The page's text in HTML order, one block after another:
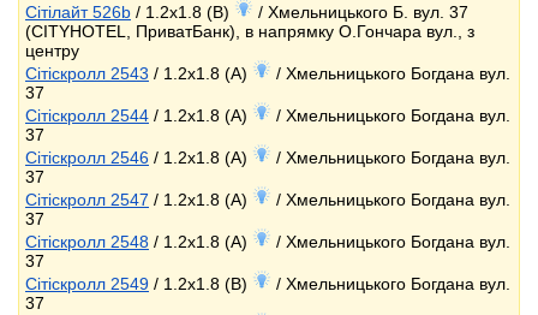
Сітілайт 526b / 1.2x1.8 (B)
/ Хмельницького Б. вул. 37
(CITYHOTEL, ПриватБанк), в напрямку О.Гончара вул., з
центру
Сітіскролл 2543 / 1.2x1.8 (A)
/ Хмельницького Богдана вул.
37
Сітіскролл 2544 / 1.2x1.8 (A)
/ Хмельницького Богдана вул.
37
Сітіскролл 2546 / 1.2x1.8 (A)
/ Хмельницького Богдана вул.
37
Сітіскролл 2547 / 1.2x1.8 (A)
/ Хмельницького Богдана вул.
37
Сітіскролл 2548 / 1.2x1.8 (A)
/ Хмельницького Богдана вул.
37
Сітіскролл 2549 / 1.2x1.8 (B)
/ Хмельницького Богдана вул.
37